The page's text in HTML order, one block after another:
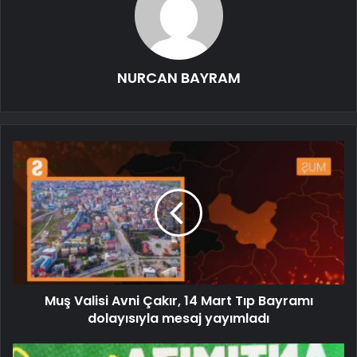
NURCAN BAYRAM
Muş Valisi Avni Çakır, 14 Mart Tıp Bayramı
dolayısıyla mesaj yayımladı